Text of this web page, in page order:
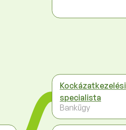
Kockázatkezelési
specialista
Bankügy